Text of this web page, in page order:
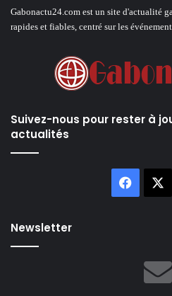
Gabonactu24.com est un site d'actualité
rapides et fiables, centré sur les
Suivez-nous pour rester à
actualités
Newsletter